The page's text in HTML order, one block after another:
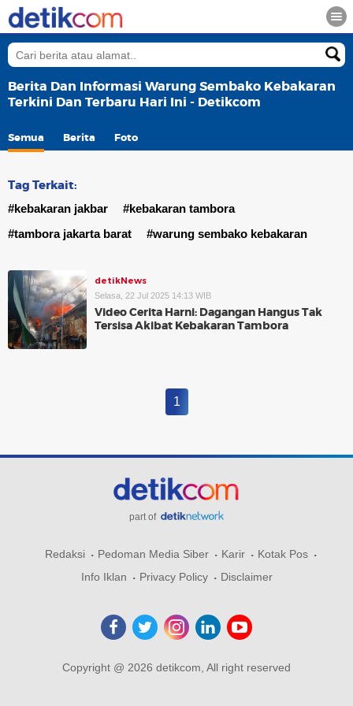
Berita Dan Informasi Warung Sembako Kebakaran
Terkini Dan Terbaru Hari Ini - Detikcom
Semua Berita Foto
Tag Terkait:
#kebakaran jakbar
#kebakaran tambora
#tambora jakarta barat
#warung sembako kebakaran
detikNews
Selasa, 22 Jul 2025 14:13 WIB
Video Cerita Harni: Dagangan Hangus Tak
Tersisa Akibat Kebakaran Tambora
1
part of
Redaksi Pedoman Media Siber Karir
Kotak Pos
Info Iklan
Privacy Policy Disclaimer
Copyright @ 2026 detikcom, All right reserved